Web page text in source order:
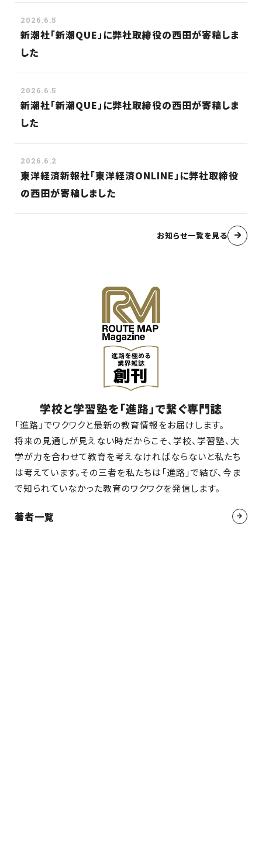
2026.6.5
新潮社「新潮QUE」に弊社取締役の西田が寄稿しま
した
2026.6.5
新潮社「新潮QUE」に弊社取締役の西田が寄稿しま
した
2026.6.2
東洋経済新報社「東洋経済ONLINE」に弊社取締役
の西田が寄稿しました
お知らせ一覧を見る
学校と学習塾を「進路」で繋ぐ専門誌
「進路」でワクワクと最新の教育情報をお届けします。
将来の見通しが見えない時だからこそ、学校、学習塾、大
学が力を合わせて教育を考えなければならないと私たち
は考えています。その三者を私たちは「進路」で結び、今ま
で知られていなかった教育のワクワクを発信します。
著者一覧